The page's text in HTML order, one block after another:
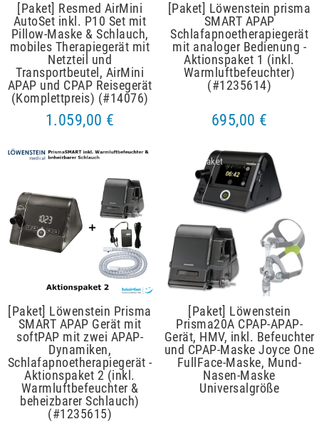
[Paket] Resmed AirMini
AutoSet inkl. P10 Set mit
Pillow-Maske & Schlauch,
mobiles Therapiegerät mit
Netzteil und
Transportbeutel, AirMini
APAP und CPAP Reisegerät
(Komplettpreis) (#14076)
1.059,00 €
[Paket] Löwenstein prisma
SMART APAP
Schlafapnoetherapiegerät
mit analoger Bedienung -
Aktionspaket 1 (inkl.
Warmluftbefeuchter)
(#1235614)
695,00 €
Artikelpaket
[Paket] Löwenstein Prisma
SMART APAP Gerät mit
softPAP mit zwei APAP-
Dynamiken,
Schlafapnoetherapiegerät -
Aktionspaket 2 (inkl.
Warmluftbefeuchter &
beheizbarer Schlauch)
(#1235615)
Artikelpaket
[Paket] Löwenstein
Prisma20A CPAP-APAP-
Gerät, HMV, inkl. Befeuchter
und CPAP-Maske Joyce One
FullFace-Maske, Mund-
Nasen-Maske
Universalgröße